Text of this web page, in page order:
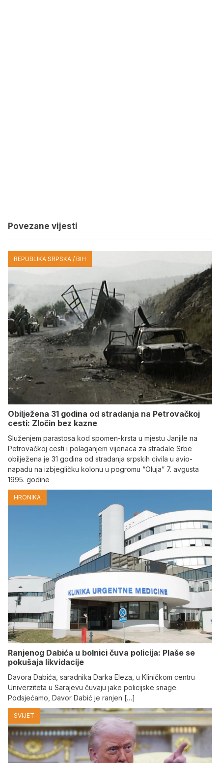
Povezane vijesti
REPUBLIKA SRPSKA / BIH
Obilježena 31 godina od stradanja na Petrovačkoj
cesti: Zločin bez kazne
Služenjem parastosa kod spomen-krsta u mjestu Janjile na
Petrovačkoj cesti i polaganjem vijenaca za stradale Srbe
obilježena je 31 godina od stradanja srpskih civila u avio-
napadu na izbjegličku kolonu u pogromu “Oluja” 7. avgusta
1995. godine
HRONIKA
Ranjenog Dabića u bolnici čuva policija: Plaše se
pokušaja likvidacije
Davora Dabića, saradnika Darka Eleza, u Kliničkom centru
Univerziteta u Sarajevu čuvaju jake policijske snage.
Podsjećamo, Davor Dabić je ranjen […]
SVIJET